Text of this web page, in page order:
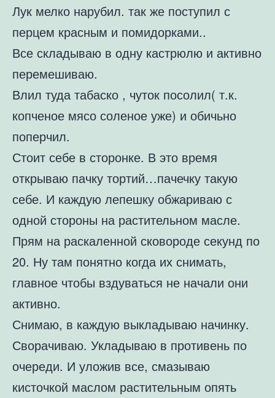
Лук мелко нарубил. так же поступил с
перцем красным и помидорками..
Все складываю в одну кастрюлю и активно
перемешиваю.
Влил туда табаско , чуток посолил( т.к.
копченое мясо соленое уже) и обичьно
поперчил.
Стоит себе в сторонке. В это время
открываю пачку тортий…пачечку такую
себе. И каждую лепешку обжариваю с
одной стороны на растительном масле.
Прям на раскаленной сковороде секунд по
20. Ну там понятно когда их снимать,
главное чтобы вздуваться не начали они
активно.
Снимаю, в каждую выкладываю начинку.
Сворачиваю. Укладываю в противень по
очереди. И уложив все, смазываю
кисточкой маслом растительным опять